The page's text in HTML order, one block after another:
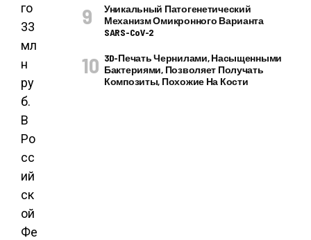
го
33
мл
н
ру
б.
В
Ро
сс
ий
ск
ой
Фе
Уникальный Патогенетический
Механизм Омикронного Варианта
SARS-CoV-2
3D-Печать Чернилами, Насыщенными
Бактериями, Позволяет Получать
Композиты, Похожие На Кости